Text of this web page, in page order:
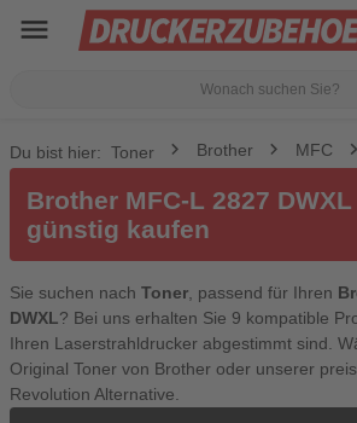
menu
Du bist hier: Toner Brother MFC
Brother MFC-L 2827
günstig kaufen
Sie suchen nach Toner , passend für Ihren
DWXL? Bei uns erhalten Sie 9 kompatible
Ihren Laserstrahldrucker abgestimmt sind.
Original Toner von Brother oder unserer
Revolution Alternative.